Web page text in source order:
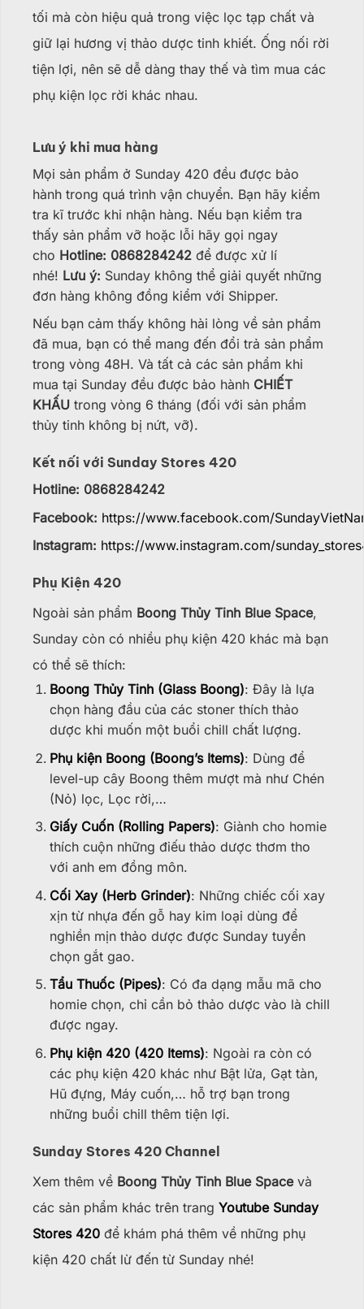
tối mà còn hiệu quả trong việc lọc tạp chất và
giữ lại hương vị thảo dược tinh khiết. Ống nối rời
tiện lợi, nên sẽ dễ dàng thay thế và tìm mua các
phụ kiện lọc rời khác nhau.
Lưu ý khi mua hàng
Mọi sản phẩm ở Sunday 420 đều được bảo
hành trong quá trình vận chuyển. Bạn hãy kiểm
tra kĩ trước khi nhận hàng. Nếu bạn kiểm tra
thấy sản phẩm vỡ hoặc lỗi hãy gọi ngay
cho Hotline: 0868284242 để được xử lí
nhé! Lưu ý: Sunday không thể giải quyết những
đơn hàng không đồng kiểm với Shipper.
Nếu bạn cảm thấy không hài lòng về sản phẩm
đã mua, bạn có thể mang đến đổi trả sản phẩm
trong vòng 48H. Và tất cả các sản phẩm khi
mua tại Sunday đều được bảo hành CHIẾT
KHẤU trong vòng 6 tháng (đối với sản phẩm
thủy tinh không bị nứt, vỡ).
Kết nối với Sunday Stores 420
Hotline: 0868284242
Facebook: https://www.facebook.com/
Instagram: https://www.instagram.com/
Phụ Kiện 420
Ngoài sản phẩm Boong Thủy Tinh Blue Space,
Sunday còn có nhiều phụ kiện 420 khác mà bạn
có thể sẽ thích:
Boong Thủy Tinh (Glass Boong): Đây là lựa
chọn hàng đầu của các stoner thích thảo
dược khi muốn một buổi chill chất lượng.
Phụ kiện Boong (Boong’s Items): Dùng để
level-up cây Boong thêm mượt mà như Chén
(Nỏ) lọc, Lọc rời,…
Giấy Cuốn (Rolling Papers): Giành cho homie
thích cuộn những điếu thảo dược thơm tho
với anh em đồng môn.
Cối Xay (Herb Grinder): Những chiếc cối xay
xịn từ nhựa đến gỗ hay kim loại dùng để
nghiền mịn thảo dược được Sunday tuyển
chọn gắt gao.
Tẩu Thuốc (Pipes): Có đa dạng mẫu mã cho
homie chọn, chỉ cần bỏ thảo dược vào là chill
được ngay.
Phụ kiện 420 (420 Items): Ngoài ra còn có
các phụ kiện 420 khác như Bật lửa, Gạt tàn,
Hũ đựng, Máy cuốn,… hỗ trợ bạn trong
những buổi chill thêm tiện lợi.
Sunday Stores 420 Channel
Xem thêm về Boong Thủy Tinh Blue Spacevà
các sản phẩm khác trên trang Youtube Sunday
Stores 420 để khám phá thêm về những phụ
kiện 420 chất lừ đến từ Sunday nhé!